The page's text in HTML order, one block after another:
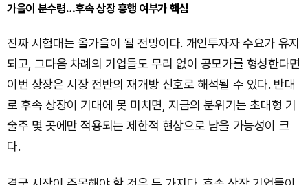
가을이 분수령…후속 상장 흥행 여부가 핵심
진짜 시험대는 올가을이 될 전망이다. 개인투자자 수요가 유지
되고, 그다음 차례의 기업들도 무리 없이 공모가를 형성한다면
이번 상장은 시장 전반의 재개방 신호로 해석될 수 있다. 반대
로 후속 상장이 기대에 못 미치면, 지금의 분위기는 초대형 기
술주 몇 곳에만 적용되는 제한적 현상으로 남을 가능성이 크
다.